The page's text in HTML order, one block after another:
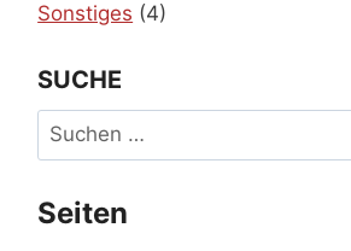
Sonstiges (4)
SUCHE
Suchen
nach:
Seiten